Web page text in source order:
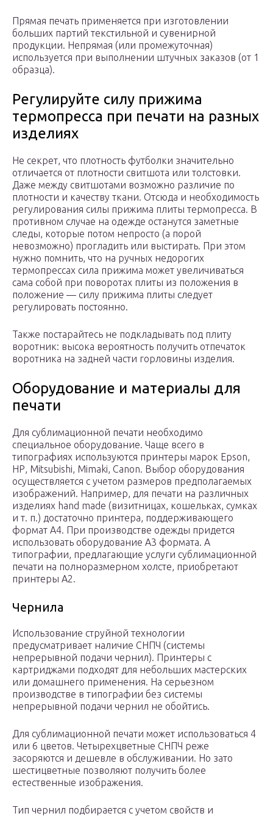
Прямая печать применяется при изготовлении
больших партий текстильной и сувенирной
продукции. Непрямая (или промежуточная)
используется при выполнении штучных заказов (от 1
образца).
Регулируйте силу прижима
термопресса при печати на разных
изделиях
Не секрет, что плотность футболки значительно
отличается от плотности свитшота или толстовки.
Даже между свитшотами возможно различие по
плотности и качеству ткани. Отсюда и необходимость
регулирования силы прижима плиты термопресса. В
противном случае на одежде останутся заметные
следы, которые потом непросто (а порой
невозможно) прогладить или выстирать. При этом
нужно помнить, что на ручных недорогих
термопрессах сила прижима может увеличиваться
сама собой при поворотах плиты из положения в
положение — силу прижима плиты следует
регулировать постоянно.
Также постарайтесь не подкладывать под плиту
воротник: высока вероятность получить отпечаток
воротника на задней части горловины изделия.
Оборудование и материалы для
печати
Для сублимационной печати необходимо
специальное оборудование. Чаще всего в
типографиях используются принтеры марок Epson,
НР, Mitsubishi, Mimaki, Canon. Выбор оборудования
осуществляется с учетом размеров предполагаемых
изображений. Например, для печати на различных
изделиях hand made (визитницах, кошельках, сумках
и т. п.) достаточно принтера, поддерживающего
формат А4. При производстве одежды придется
использовать оборудование А3 формата. А
типографии, предлагающие услуги сублимационной
печати на полноразмерном холсте, приобретают
принтеры А2.
Чернила
Использование струйной технологии
предусматривает наличие СНПЧ (системы
непрерывной подачи чернил). Принтеры с
картриджами подходят для небольших мастерских
или домашнего применения. На серьезном
производстве в типографии без системы
непрерывной подачи чернил не обойтись.
Для сублимационной печати может использоваться 4
или 6 цветов. Четырехцветные СНПЧ реже
засоряются и дешевле в обслуживании. Но зато
шестицветные позволяют получить более
естественные изображения.
Тип чернил подбирается с учетом свойств и